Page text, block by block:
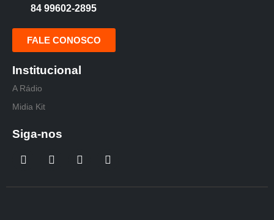
84 99602-2895
FALE CONOSCO
Institucional
A Rádio
Midia Kit
Siga-nos